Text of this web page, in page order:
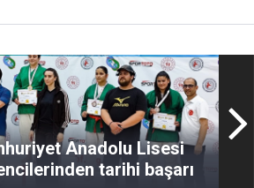
Anadolu Lisesi
tarihi başarı